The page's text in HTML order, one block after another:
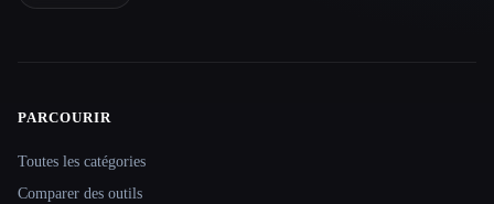
Site navigation
PARCOURIR
Toutes les catégories
Comparer des outils